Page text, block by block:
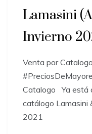
Lamasini
Invierno
Venta por
Catalogo Ya está
catálogo Lamasini
2021